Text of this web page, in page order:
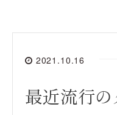
2021.10.16
最近流行